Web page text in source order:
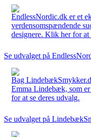
EndlessNordic.dk er et
verdensomspændende
designere. Klik her for at
Se udvalget på
Bag
Emma Lindebæk, som
for at se deres udvalg.
Se udvalget på